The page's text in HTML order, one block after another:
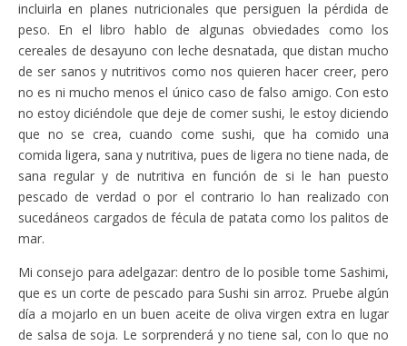
incluirla en planes nutricionales que persiguen la pérdida de
peso. En el libro hablo de algunas obviedades como los
cereales de desayuno con leche desnatada, que distan mucho
de ser sanos y nutritivos como nos quieren hacer creer, pero
no es ni mucho menos el único caso de falso amigo. Con esto
no estoy diciéndole que deje de comer sushi, le estoy diciendo
que no se crea, cuando come sushi, que ha comido una
comida ligera, sana y nutritiva, pues de ligera no tiene nada, de
sana regular y de nutritiva en función de si le han puesto
pescado de verdad o por el contrario lo han realizado con
sucedáneos cargados de fécula de patata como los palitos de
mar.
Mi consejo para adelgazar: dentro de lo posible tome Sashimi,
que es un corte de pescado para Sushi sin arroz. Pruebe algún
día a mojarlo en un buen aceite de oliva virgen extra en lugar
de salsa de soja. Le sorprenderá y no tiene sal, con lo que no